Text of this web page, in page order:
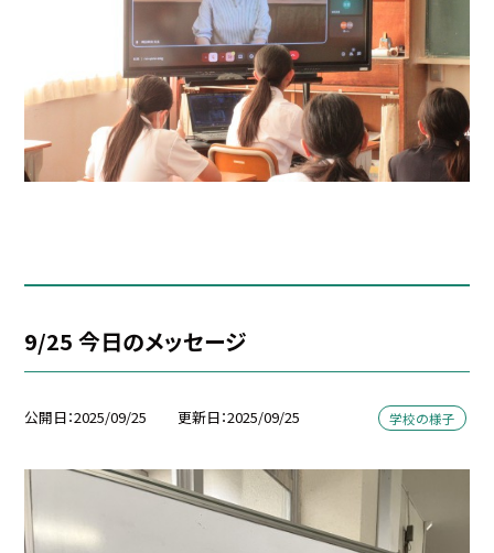
9/25 今日のメッセージ
公開日 2025/09/25 更新日 2025/09/25 学校の様子